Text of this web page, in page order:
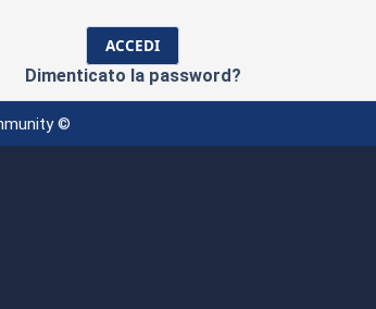
Dimenticato la password?
©